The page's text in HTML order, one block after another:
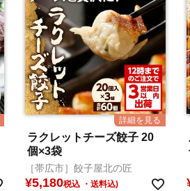
ラクレットチーズ餃子 20
個×3袋
［帯広市］餃子屋北の匠
¥5,180税込